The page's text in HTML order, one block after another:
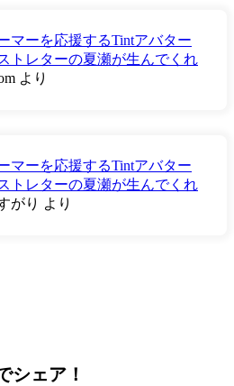
マーを応援するTintアバター
トレターの夏瀬が生んでくれ
より
マーを応援するTintアバター
トレターの夏瀬が生んでくれ
がり より
シェア！